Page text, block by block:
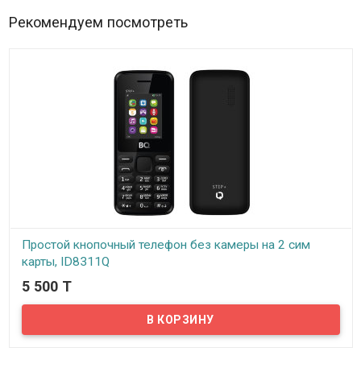
Рекомендуем посмотреть
Простой кнопочный телефон без камеры на 2 сим
карты, ID8311Q
В наличии
Представляем вашему вниманию простой кнопочный телефон
без камеры. Отлично подойдет для работников государственных
органов. Телефон имеется в двух расцветках, черный и белый.
5 500 T